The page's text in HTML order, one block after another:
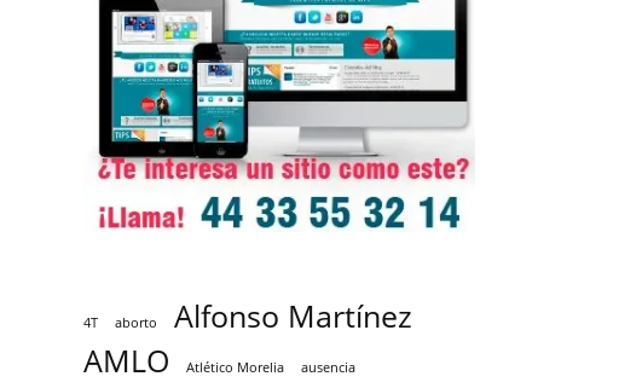
4T aborto
Alfonso Martínez
AMLO
Atlético Morelia ausencia